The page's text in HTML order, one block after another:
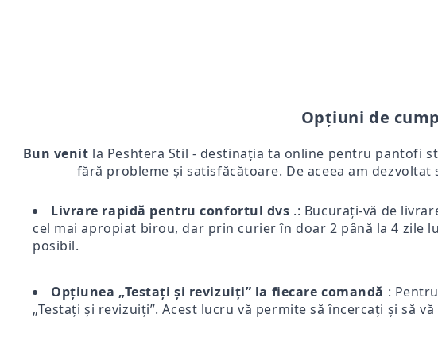
Opțiuni de
Bun venit la Peshtera Stil - destinația ta online pentru pantofi
fără probleme și satisfăcătoare. De aceea am
Livrare rapidă pentru confortul dvs .: Bucurați-vă de
cel mai apropiat birou, dar prin curier în doar 2 până la 4 zile
posibil.
Opțiunea „Testați și revizuiți” la fiecare comandă :
„Testați și revizuiți”. Acest lucru vă permite să încercați și să